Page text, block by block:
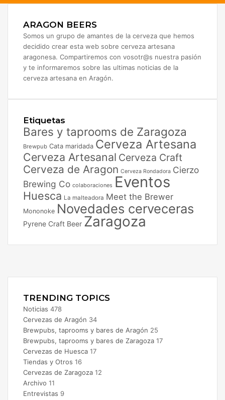
ARAGON BEERS
Somos un grupo de amantes de la cerveza que hemos
decidido crear esta web sobre cerveza artesana
aragonesa. Compartiremos con vosotr@s nuestra pasión
y te informaremos sobre las ultimas noticias de la
cerveza artesana en Aragón.
Etiquetas
Bares y taprooms de Zaragoza
Brewpub Cata maridada Cerveza Artesana
Cerveza Artesanal Cerveza Craft
Cerveza de Aragon Cerveza Rondadora Cierzo
Brewing Co colaboraciones Eventos
Huesca La malteadora Meet the Brewer
Mononoke Novedades cerveceras
Pyrene Craft Beer Zaragoza
TRENDING TOPICS
Noticias 478
Cervezas de Aragón 34
Brewpubs, taprooms y bares de Aragón 25
Brewpubs, taprooms y bares de Zaragoza 17
Cervezas de Huesca 17
Tiendas y Otros 16
Cervezas de Zaragoza 12
Archivo 11
Entrevistas 9